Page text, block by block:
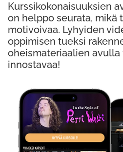
Kurssikokonaisuuksien
on helppo seurata, mikä
motivoivaa. Lyhyiden
oppimisen tueksi
oheismateriaalien
innostavaa!